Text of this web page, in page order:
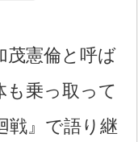
茂憲倫と呼ば
も乗っ取って
戦』で語り継